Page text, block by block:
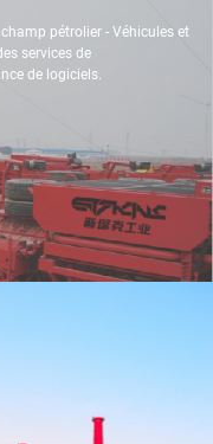
pétrolier - Véhicules et
services de
de logiciels.